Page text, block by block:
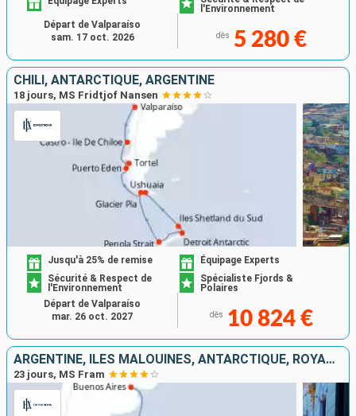
l'Environnement
dès 5 280 €
Départ de Valparaíso
sam. 17 oct. 2026
CHILI, ANTARCTIQUE, ARGENTINE
18 jours, MS Fridtjof Nansen
Jusqu'à 25% de remise
Équipage Experts
Sécurité & Respect de
l'Environnement
Spécialiste Fjords &
Polaires
dès 10 824 €
Départ de Valparaíso
mar. 26 oct. 2027
ARGENTINE, ÎLES MALOUINES, ANTARCTIQUE, ROYAUME-UNI, CHILI
23 jours, MS Fram